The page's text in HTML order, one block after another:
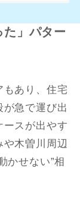
」パター
もあり、住宅
急で運び出
ースが出やす
木曽川周辺
かせない”相